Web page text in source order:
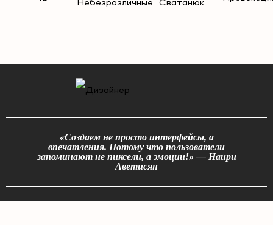
«Создаем не просто интерфейсы, а
впечатления. Потому что пользователи
запоминают не пиксели, а эмоции!» — Наири
Аветисян